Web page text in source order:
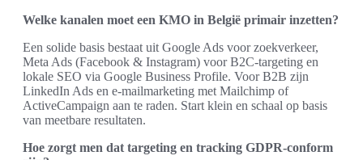
Welke kanalen moet een KMO in België primair inzetten?
Een solide basis bestaat uit Google Ads voor zoekverkeer,
Meta Ads (Facebook & Instagram) voor B2C-targeting en
lokale SEO via Google Business Profile. Voor B2B zijn
LinkedIn Ads en e-mailmarketing met Mailchimp of
ActiveCampaign aan te raden. Start klein en schaal op basis
van meetbare resultaten.
Hoe zorgt men dat targeting en tracking GDPR-conform